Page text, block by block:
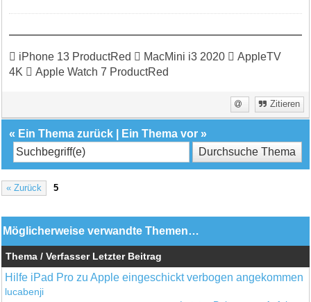
 iPhone 13 ProductRed  MacMini i3 2020  AppleTV
4K  Apple Watch 7 ProductRed
Zitieren
« Ein Thema zurück Ein Thema vor »
« Zurück 5
Möglicherweise verwandte Themen…
Thema / Verfasser Letzter Beitrag
Hilfe iPad Pro zu Apple eingeschickt verbogen angekommen
lucabenji